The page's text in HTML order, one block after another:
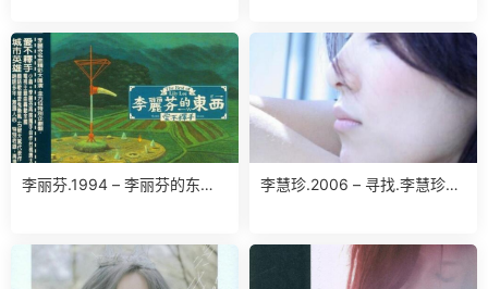
E】
李丽芬.1994 – 李丽芬的东西.
李慧珍.2006 – 寻找.李慧珍